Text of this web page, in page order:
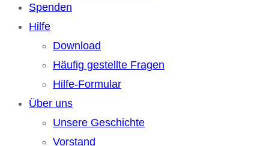
Spenden
Hilfe
Download
Häufig gestellte Fragen
Hilfe-Formular
Über uns
Unsere Geschichte
Vorstand